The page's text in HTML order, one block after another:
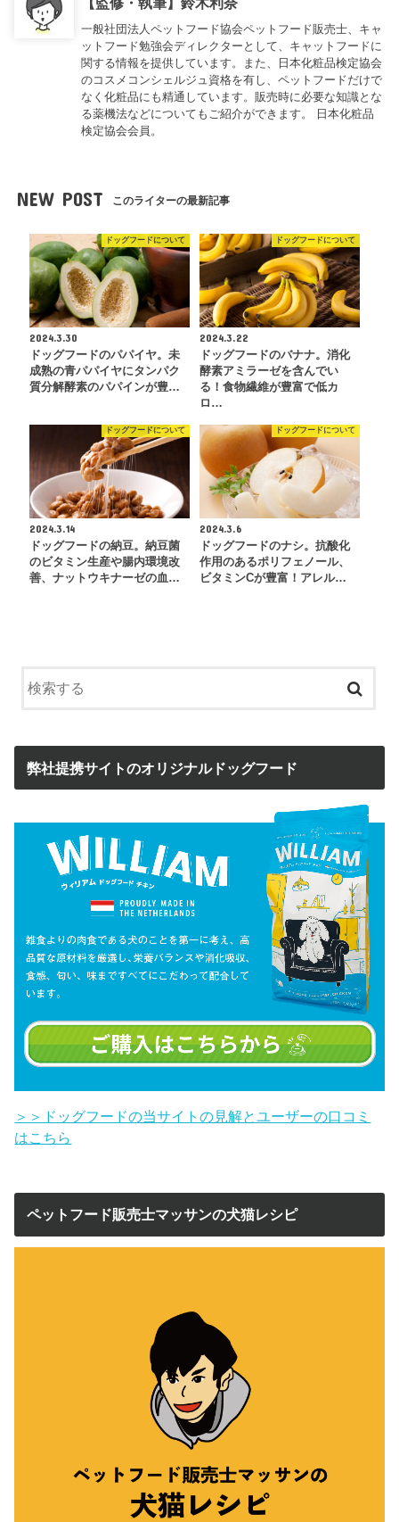
一般社団法人ペットフード協会ペットフード販売士、キャ
ットフード勉強会ディレクターとして、キャットフードに
関する情報を提供しています。また、日本化粧品検定協会
のコスメコンシェルジュ資格を有し、ペットフードだけで
なく化粧品にも精通しています。販売時に必要な知識とな
る薬機法などについてもご紹介ができます。 日本化粧品
検定協会会員。
NEW POST このライターの最新記事
ドッグフードについて
2024.3.30
ドッグフードのパパイヤ。未
成熟の青パパイヤにタンパク
質分解酵素のパパインが豊…
ドッグフードについて
2024.3.22
ドッグフードのバナナ。消化
酵素アミラーゼを含んでい
る！食物繊維が豊富で低カ
ロ…
ドッグフードについて
2024.3.14
ドッグフードの納豆。納豆菌
のビタミン生産や腸内環境改
善、ナットウキナーゼの血…
ドッグフードについて
2024.3.6
ドッグフードのナシ。抗酸化
作用のあるポリフェノール、
ビタミンCが豊富！アレル…
弊社提携サイトのオリジナルドッグフード
＞＞ドッグフードの当サイトの見解とユーザーの口コミ
はこちら
ペットフード販売士マッサンの犬猫レシピ